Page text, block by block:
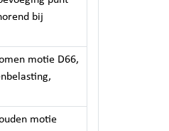
bij
motie D66,
motie